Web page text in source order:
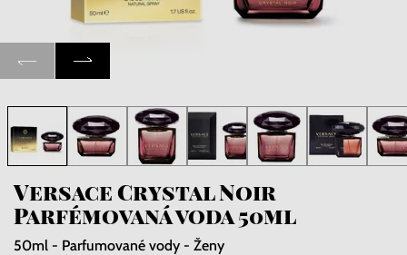
Versace Crystal Noir
Parfémovaná voda 50ml
50ml - Parfumované vody - Ženy